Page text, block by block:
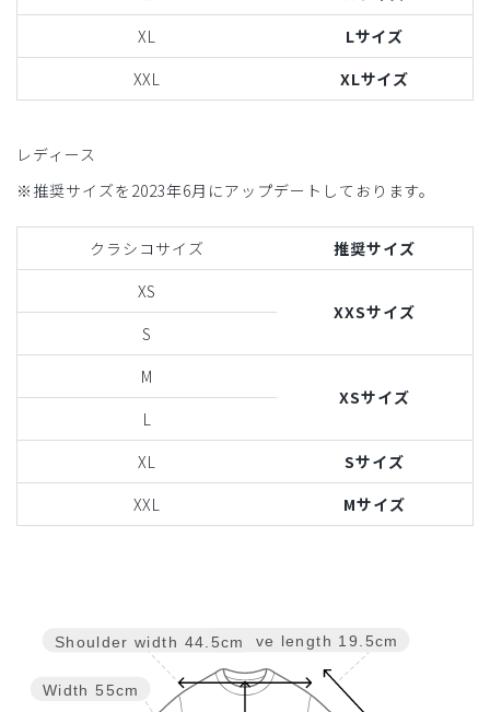
XL
Lサイズ
XXL
XLサイズ
レディース
※推奨サイズを2023年6月にアップデートしております。
クラシコサイズ
推奨サイズ
XS
XXSサイズ
S
M
XSサイズ
L
XL
Sサイズ
XXL
Mサイズ
Sleeve length 19.5cm
Width 55cm
Shoulder width 44.5cm